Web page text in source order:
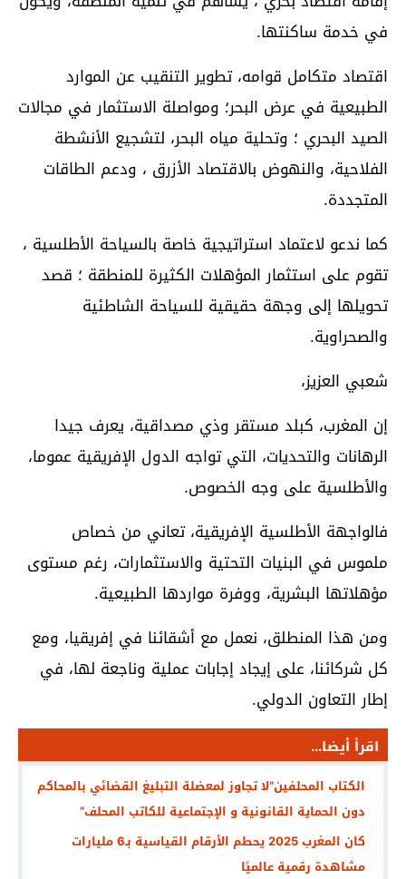
في خدمة ساكنتها.
اقتصاد متكامل قوامه، تطوير التنقيب عن الموارد
الطبيعية في عرض البحر؛ ومواصلة الاستثمار في مجالات
الصيد البحري ؛ وتحلية مياه البحر، لتشجيع الأنشطة
الفلاحية، والنهوض بالاقتصاد الأزرق ، ودعم الطاقات
المتجددة.
كما ندعو لاعتماد استراتيجية خاصة بالسياحة الأطلسية ،
تقوم على استثمار المؤهلات الكثيرة للمنطقة ؛ قصد
تحويلها إلى وجهة حقيقية للسياحة الشاطئية
والصحراوية.
شعبي العزيز،
إن المغرب، کبلد مستقر وذي مصداقية، يعرف جيدا
الرهانات والتحديات، التي تواجه الدول الإفريقية عموما،
والأطلسية على وجه الخصوص.
فالواجهة الأطلسية الإفريقية، تعاني من خصاص
ملموس في البنيات التحتية والاستثمارات، رغم مستوى
مؤهلاتها البشرية، ووفرة مواردها الطبيعية.
ومن هذا المنطلق، نعمل مع أشقائنا في إفريقيا، ومع
كل شركائنا، على إيجاد إجابات عملية وناجعة لها، في
إطار التعاون الدولي.
اقرأ أيضا...
الكتاب المحلفين”لا تجاوز لمعضلة التبليغ القضائي بالمحاكم
دون الحماية القانونية و الإجتماعية للكاتب المحلف”
كان المغرب 2025 يحطم الأرقام القياسية بـ6 مليارات
مشاهدة رقمية عالميًا